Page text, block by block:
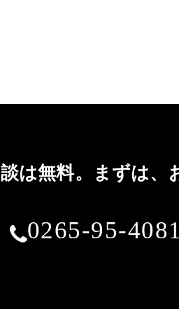
は無料。まずは、
0265-95-4081